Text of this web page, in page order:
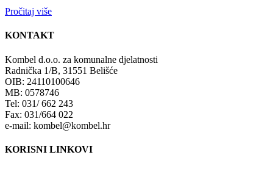
Pročitaj više
KONTAKT
Kombel d.o.o. za komunalne djelatnosti
Radnička 1/B, 31551 Belišće
OIB: 24110100646
MB: 0578746
Tel: 031/ 662 243
Fax: 031/664 022
e-mail: kombel@kombel.hr
KORISNI LINKOVI